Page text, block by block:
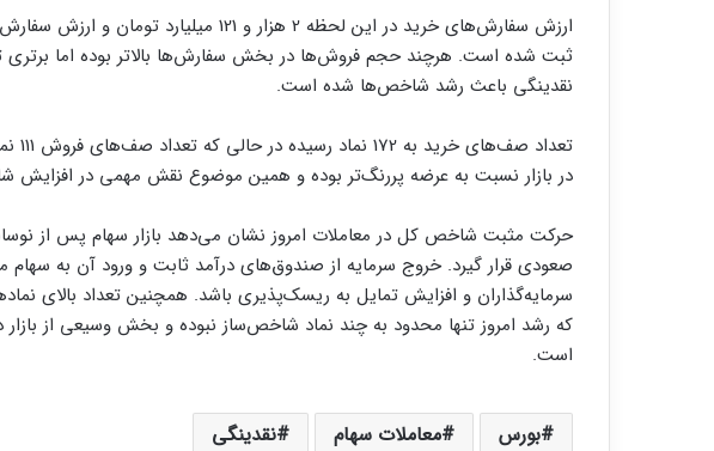
ثبت شده است. هرچند حجم فروش‌ها در بخش سفارش‌ها بالاتر بوده اما برتری
نقدینگی باعث رشد شاخص‌ها شده است.
در بازار نسبت به عرضه پررنگ‌تر بوده و همین موضوع نقش مهمی در افزایش
حرکت مثبت شاخص کل در معاملات امروز نشان می‌دهد بازار سهام پس از
صعودی قرار گیرد. خروج سرمایه از صندوق‌های درآمد ثابت و ورود آن به سهام
سرمایه‌گذاران و افزایش تمایل به ریسک‌پذیری باشد. همچنین تعداد بالای
که رشد امروز تنها محدود به چند نماد شاخص‌ساز نبوده و بخش وسیعی از
است.
بورس معاملات سهام نقدینگی